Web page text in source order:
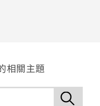
相關主題